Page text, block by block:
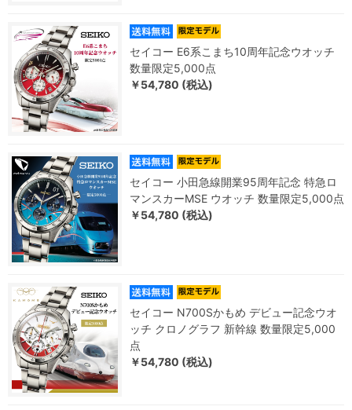
セイコー E6系こまち10周年記念ウオッチ
数量限定5,000点
￥54,780 (税込)
セイコー 小田急線開業95周年記念 特急ロ
マンスカーMSE ウオッチ 数量限定5,000点
￥54,780 (税込)
セイコー N700Sかもめ デビュー記念ウオ
ッチ クロノグラフ 新幹線 数量限定5,000
点
￥54,780 (税込)